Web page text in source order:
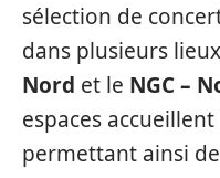
sélection de
dans plusieurs
Nord et le NGC –
espaces
permettant ainsi